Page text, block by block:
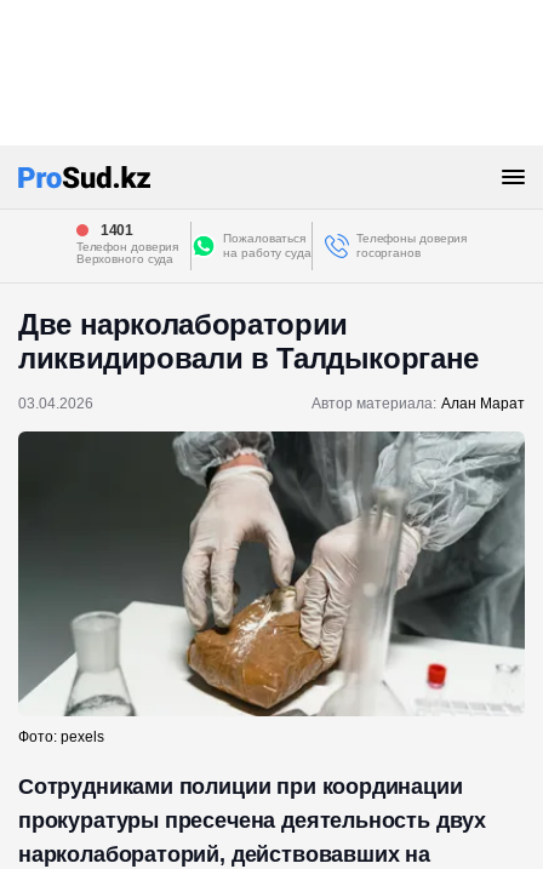
1401
Телефон доверия
Верховного суда
Пожаловаться
на работу суда
Телефоны доверия
госорганов
Две нарколаборатории
ликвидировали в Талдыкоргане
03.04.2026 Автор материала: Алан Марат
Фото: pexels
Сотрудниками полиции при координации
прокуратуры пресечена деятельность двух
нарколабораторий, действовавших на